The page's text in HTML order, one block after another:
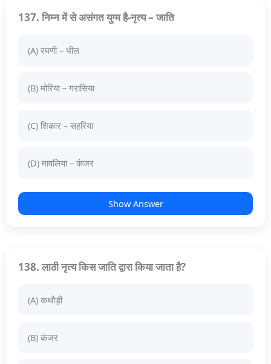
137. निम्न में से असंगत युग्म है-नृत्य – जाति
(A) रमणी – भील
(B) मोरिया – गरासिया
(C) शिकार – सहरिया
(D) मावलिया – कंजर
Show Answer
138. लाठी नृत्य किस जाति द्वारा किया जाता है?
(A) कथौड़ी
(B) कंजर